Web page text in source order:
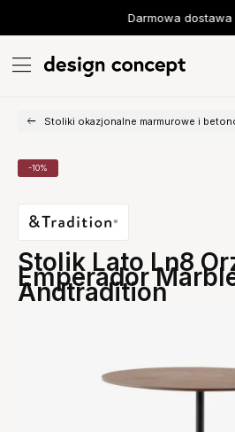
Darmowa dostawa
Stoliki okazjonalne marmurowe i
-10%
Stolik Lato Ln8
Emperador
Andtradition